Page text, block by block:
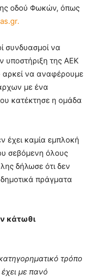
οδού Φωκών, όπως
συνδυασμοί να
υποστήριξη της ΑΕΚ
αρκεί να αναφέρουμε
με ένα
κατέκτησε η ομάδα
έχει καμία εμπλοκή
σεβόμενη όλους
δήλωσε ότι δεν
πράγματα
κάτωθι
τρόπο
με πανό